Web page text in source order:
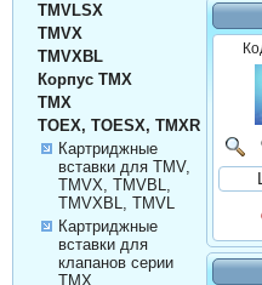
TMVLSX
TMVX
TMVXBL
Корпус TMX
TMX
TOEX, TOESX, TMXR
Картриджные
вставки для TMV,
TMVX, TMVBL,
TMVXBL, TMVL
Картриджные
вставки для
клапанов серии
TMX